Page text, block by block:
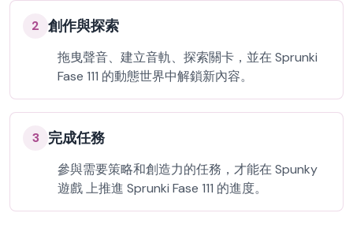
2 創作與探索
拖曳聲音、建立音軌、探索關卡，並在 Sprunki
Fase 111 的動態世界中解鎖新內容。
3 完成任務
參與需要策略和創造力的任務，才能在 Spunky
遊戲 上推進 Sprunki Fase 111 的進度。